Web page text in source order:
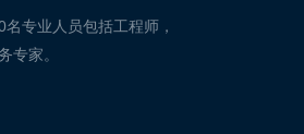
专业人员包括工程师，
专家。